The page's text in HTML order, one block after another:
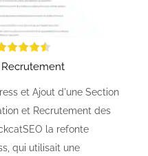
Recrutement
et Ajout d'une Section
et Recrutement des
la refonte
qui utilisait une